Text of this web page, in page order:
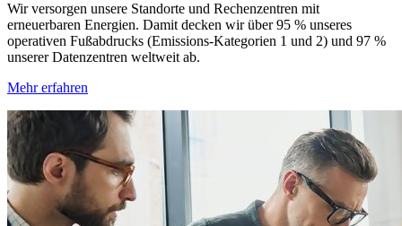
Wir versorgen unsere Standorte und Rechenzentren mit
erneuerbaren Energien. Damit decken wir über 95 % unseres
operativen Fußabdrucks (Emissions-Kategorien 1 und 2) und 97 %
unserer Datenzentren weltweit ab.
Mehr erfahren